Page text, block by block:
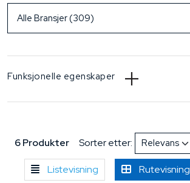
Funksjonelle egenskaper
6 Produkter Sorter etter:
Listevisning Rutevisning